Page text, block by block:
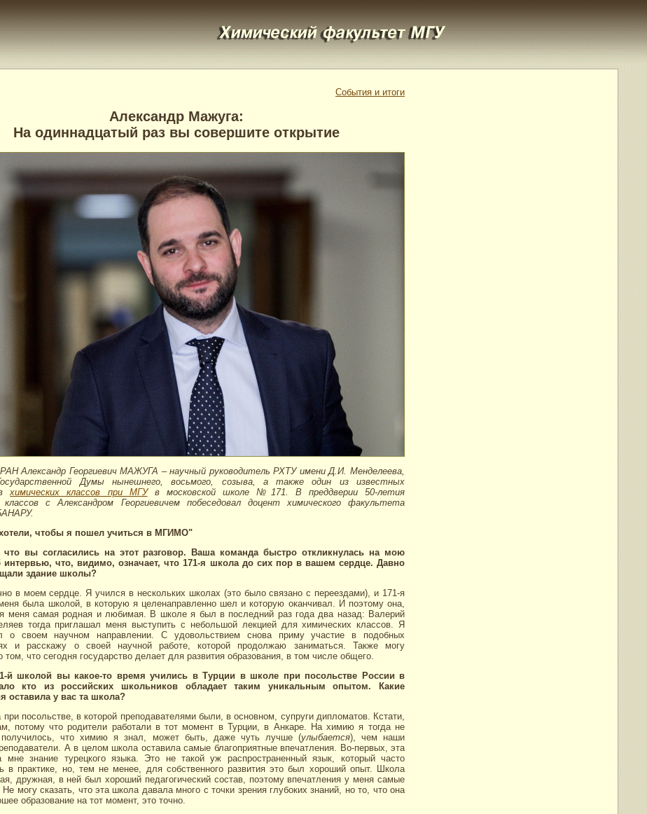
События и итоги
Александр Мажуга:
На одиннадцатый раз вы совершите открытие
Александр Георгиевич МАЖУГА – научный руководитель РХТУ имени Д.И. Менделеева,
Думы нынешнего, восьмого, созыва, а также один из известных
химических классов при МГУв московской школе №171. В преддверии 50-летия
классов с Александром Георгиевичем побеседовал доцент химического факультета
чтобы я пошел учиться в МГИМО"
вы согласились на этот разговор. Ваша команда быстро откликнулась на мою
интервью, что, видимо, означает, что 171-я школа до сих пор в вашем сердце. Давно
здание школы?
в моем сердце. Я учился в нескольких школах (это было связано с переездами), и 171-я
была школой, в которую я целенаправленно шел и которую оканчивал. И поэтому она,
меня самая родная и любимая. В школе я был в последний раз года два назад: Валерий
тогда приглашал меня выступить с небольшой лекцией для химических классов. Я
о своем научном направлении. С удовольствием снова приму участие в подобных
и расскажу о своей научной работе, которой продолжаю заниматься. Также могу
том, что сегодня государство делает для развития образования, в том числе общего.
й школой вы какое-то время учились в Турции в школе при посольстве России в
кто из российских школьников обладает таким уникальным опытом. Какие
оставила у вас та школа?
посольстве, в которой преподавателями были, в основном, супруги дипломатов. Кстати,
потому что родители работали в тот момент в Турции, в Анкаре. На химию я тогда не
что химию я знал, может быть, даже чуть лучше (улыбается), чем наши
А в целом школа оставила самые благоприятные впечатления. Во-первых, эта
мне знание турецкого языка. Это не такой уж распространенный язык, который часто
в практике, но, тем не менее, для собственного развития это был хороший опыт. Школа
дружная, в ней был хороший педагогический состав, поэтому впечатления у меня самые
Не могу сказать, что эта школа давала много с точки зрения глубоких знаний, но то, что она
образование на тот момент, это точно.